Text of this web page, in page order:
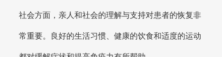
社会方面，亲人和社会的理解与支持对患者的恢复非
常重要。良好的生活习惯、健康的饮食和适度的运动